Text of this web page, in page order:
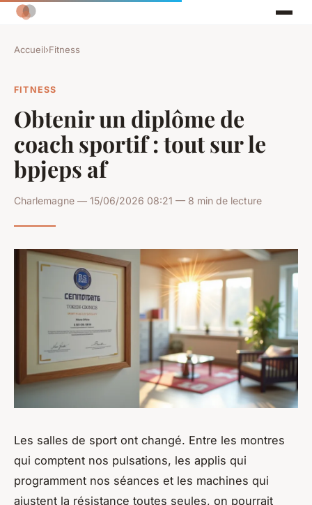
Accueil›Fitness
FITNESS
Obtenir un diplôme de
coach sportif : tout sur le
bpjeps af
Charlemagne — 15/06/2026 08:21 — 8 min de lecture
Les salles de sport ont changé. Entre les montres
qui comptent nos pulsations, les applis qui
programment nos séances et les machines qui
ajustent la résistance toutes seules, on pourrait